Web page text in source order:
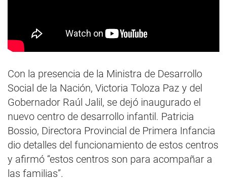
Con la presencia de la Ministra de Desarrollo
Social de la Nación, Victoria Toloza Paz y del
Gobernador Raúl Jalil, se dejó inaugurado el
nuevo centro de desarrollo infantil. Patricia
Bossio, Directora Provincial de Primera Infancia
dio detalles del funcionamiento de estos centros
y afirmó “estos centros son para acompañar a
las familias”.